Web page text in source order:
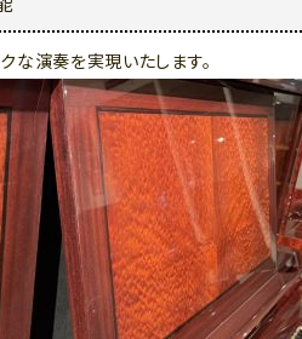
な演奏を実現いたします。